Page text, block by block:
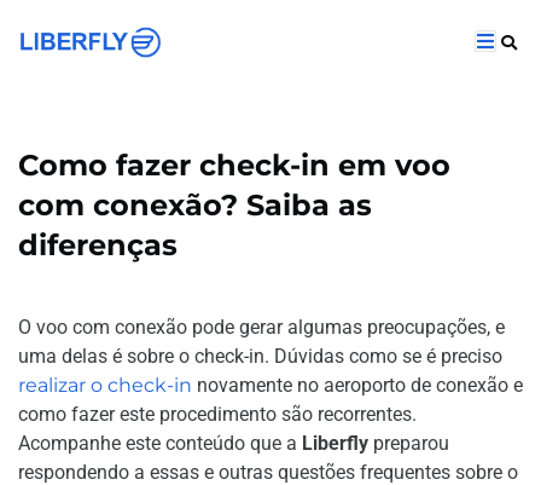
Como fazer check-in em voo
com conexão? Saiba as
diferenças
O voo com conexão pode gerar algumas preocupações, e
uma delas é sobre o check-in. Dúvidas como se é preciso
realizar o check-in novamente no aeroporto de conexão e
como fazer este procedimento são recorrentes.
Acompanhe este conteúdo que a Liberfly preparou
respondendo a essas e outras questões frequentes sobre o